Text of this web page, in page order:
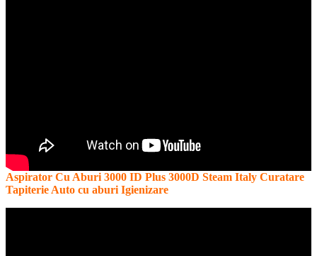
Aspirator Cu Aburi 3000 ID Plus 3000D Steam Italy Curatare
Tapiterie Auto cu aburi Igienizare